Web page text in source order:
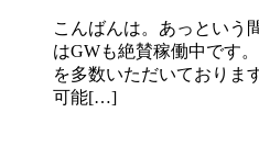
こんばんは。あっという
はGWも絶賛稼働中です
を多数いただいておりま
可能[…]